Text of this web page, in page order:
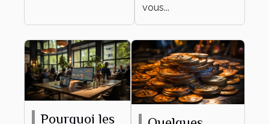
vous...
Pourquoi les